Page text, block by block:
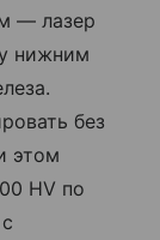
— лазер
нижним
без
этом
HV по